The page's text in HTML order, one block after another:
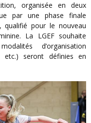
par une phase finale
qualifié pour le nouveau
La LGEF souhaite
d’organisation
etc.) seront définies en